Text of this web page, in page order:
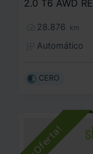
28.876 km
Automático
CERO